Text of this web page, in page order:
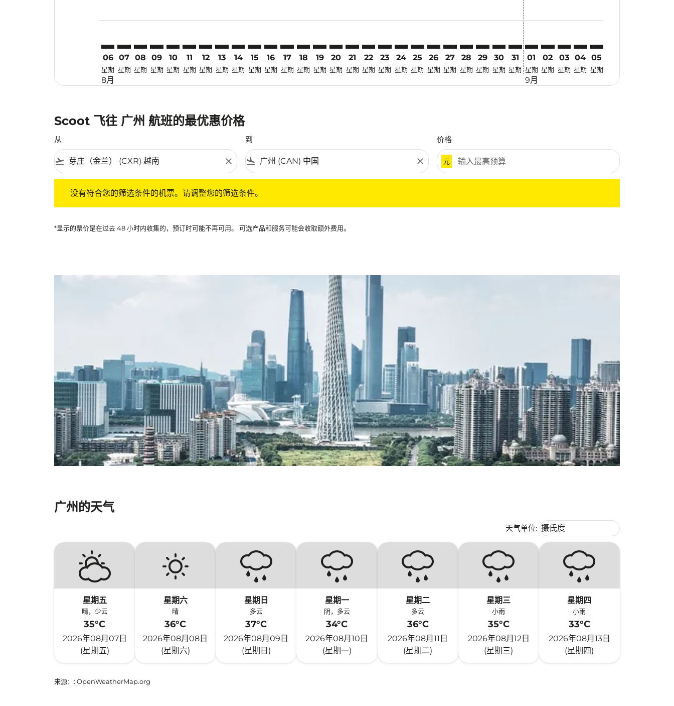
06
星期
8月
07
星期
08
星期
09
星期
10
星期
11
星期
12
星期
13
星期
14
星期
15
星期
16
星期
17
星期
18
星期
19
星期
20
星期
21
星期
22
星期
23
星期
24
星期
25
星期
26
星期
27
星期
28
星期
29
星期
30
星期
31
星期
01
星期
9月
02
星期
03
星期
04
星期
05
星期
Scoot 飞往 广州 航班的最优惠价格
从
flight_takeoff close
到
flight_land close
价格
元
没有符合您的筛选条件的机票。请调整您的筛选条件。
*显示的票价是在过去 48 小时内收集的，预订时可能不再可用。 可选产品和服务可能会收取额外费用。
广州的天气
天气单位: Weather unit option 摄氏度
摄氏度
keyboard_arrow_down
星期五
晴，少云
35°C
2026年08月07日
(星期五)
星期六
晴
36°C
2026年08月08日
(星期六)
星期日
多云
37°C
2026年08月09日
(星期日)
星期一
阴，多云
34°C
2026年08月10日
(星期一)
星期二
多云
36°C
2026年08月11日
(星期二)
星期三
小雨
35°C
2026年08月12日
(星期三)
星期四
小雨
33°C
2026年08月13日
(星期四)
来源： : OpenWeatherMap.org